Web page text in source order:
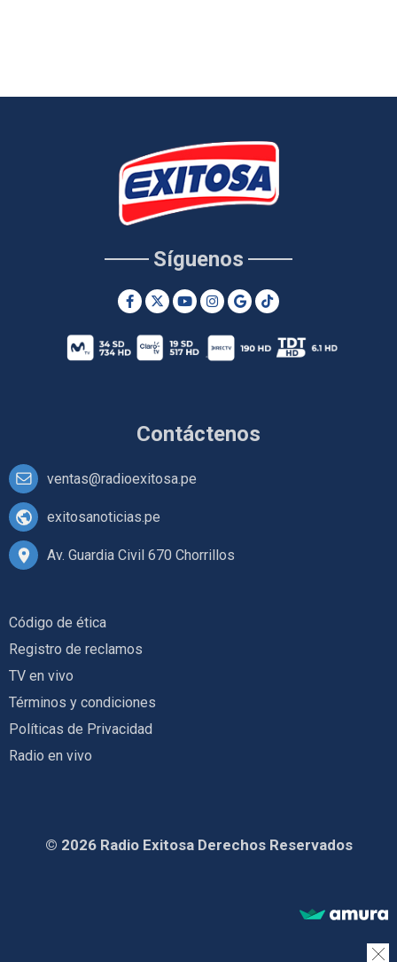
Contáctenos
ventas@radioexitosa.pe
exitosanoticias.pe
Av. Guardia Civil 670 Chorrillos
Síguenos
Código de ética
Registro de reclamos
TV en vivo
Términos y condiciones
Políticas de Privacidad
Radio en vivo
© 2026 Radio Exitosa Derechos Reservados